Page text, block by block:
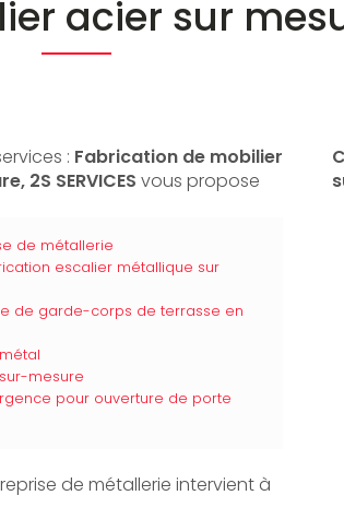
acier sur
: Fabrication de mobilier
2S SERVICES vous propose
de métallerie
escalier métallique sur
de garde-corps de terrasse en
mesure
pour ouverture de porte
de métallerie intervient à